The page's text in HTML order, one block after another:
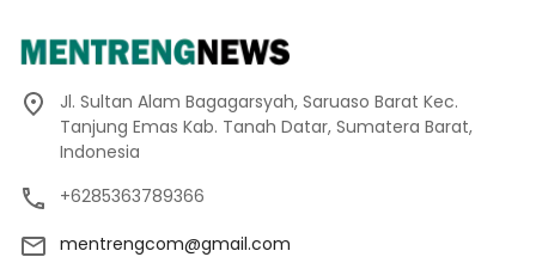
Jl. Sultan Alam Bagagarsyah, Saruaso Barat Kec.
Tanjung Emas Kab. Tanah Datar, Sumatera Barat,
Indonesia
+6285363789366
mentrengcom@gmail.com